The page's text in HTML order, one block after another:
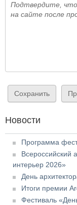
Подтвердите,
на сайте после
Новости
Программа
Всероссийский
интерьер 2026»
День
Итоги премии
Фестиваль